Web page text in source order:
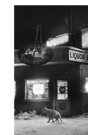
s
:
m
a
i
2